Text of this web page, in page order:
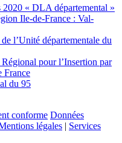
2020 « DLA départemental »
Ile-de-France : Val-
l’Unité départementale du
pour l’Insertion par
France
du 95
conforme Données
légales | Services